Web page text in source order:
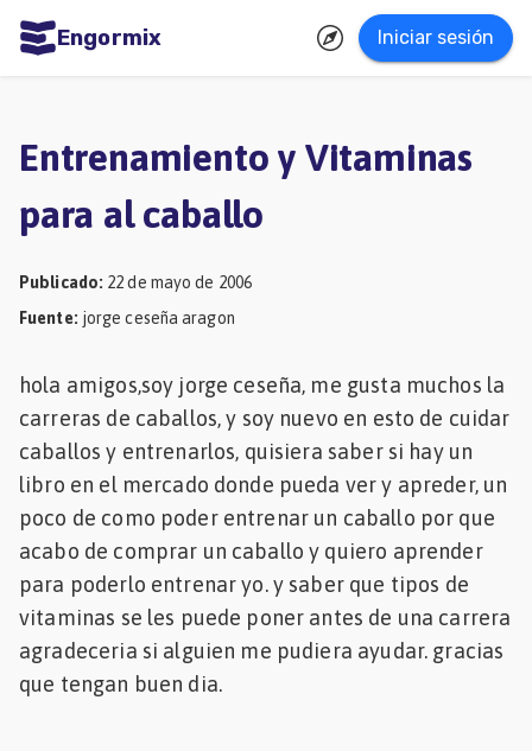
Engormix Iniciar sesión
Agricultura
Balanceados
Piensos
Ganadería
Micotoxinas
Porcicultura
Mascotas
Entrenamiento y Vitaminas
para al caballo
Publicado: 22 de mayo de 2006
Fuente: jorge ceseña aragon
hola amigos,soy jorge ceseña, me gusta muchos la
carreras de caballos, y soy nuevo en esto de cuidar
caballos y entrenarlos, quisiera saber si hay un
libro en el mercado donde pueda ver y apreder, un
poco de como poder entrenar un caballo por que
acabo de comprar un caballo y quiero aprender
para poderlo entrenar yo. y saber que tipos de
vitaminas se les puede poner antes de una carrera
agradeceria si alguien me pudiera ayudar. gracias
que tengan buen dia.